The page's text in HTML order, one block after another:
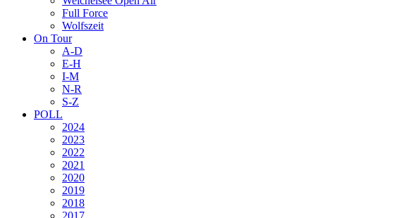
Full Force
Wolfszeit
On Tour
A-D
E-H
I-M
N-R
S-Z
POLL
2024
2023
2022
2021
2020
2019
2018
2017